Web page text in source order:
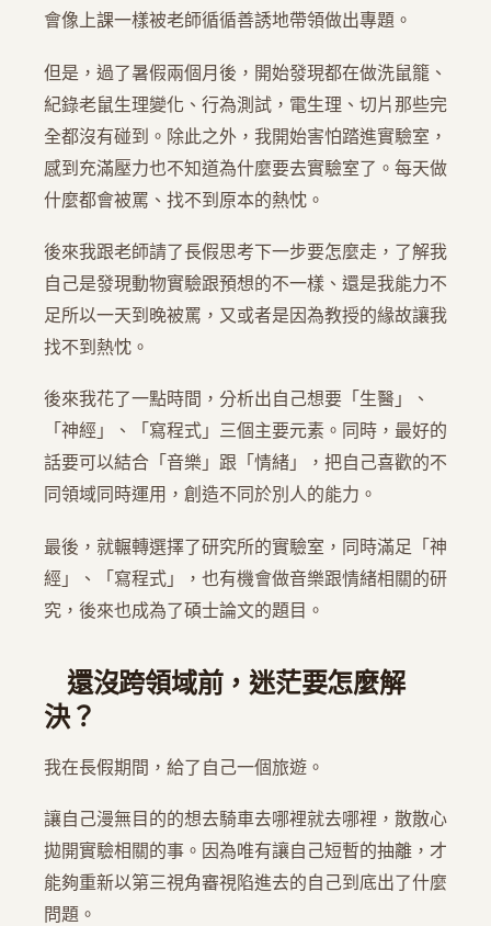
會像上課一樣被老師循循善誘地帶領做出專題。
但是，過了暑假兩個月後，開始發現都在做洗鼠籠、
紀錄老鼠生理變化、行為測試，電生理、切片那些完
全都沒有碰到。除此之外，我開始害怕踏進實驗室，
感到充滿壓力也不知道為什麼要去實驗室了。每天做
什麼都會被罵、找不到原本的熱忱。
後來我跟老師請了長假思考下一步要怎麼走，了解我
自己是發現動物實驗跟預想的不一樣、還是我能力不
足所以一天到晚被罵，又或者是因為教授的緣故讓我
找不到熱忱。
後來我花了一點時間，分析出自己想要「生醫」、
「神經」、「寫程式」三個主要元素。同時，最好的
話要可以結合「音樂」跟「情緒」，把自己喜歡的不
同領域同時運用，創造不同於別人的能力。
最後，就輾轉選擇了研究所的實驗室，同時滿足「神
經」、「寫程式」，也有機會做音樂跟情緒相關的研
究，後來也成為了碩士論文的題目。
還沒跨領域前，迷茫要怎麼解
決？
我在長假期間，給了自己一個旅遊。
讓自己漫無目的的想去騎車去哪裡就去哪裡，散散心
拋開實驗相關的事。因為唯有讓自己短暫的抽離，才
能夠重新以第三視角審視陷進去的自己到底出了什麼
問題。